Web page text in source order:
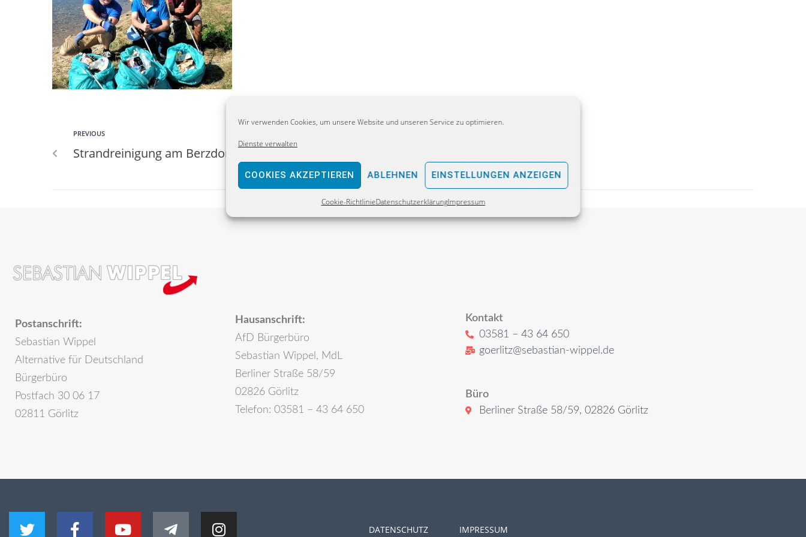
Wir verwenden Cookies, um unsere Website und unseren Service zu optimieren.
Dienste verwalten
COOKIES AKZEPTIEREN ABLEHNEN EINSTELLUNGEN ANZEIGEN
Cookie-RichtlinieDatenschutzerklärungImpressum
PREVIOUS
Strandreinigung am Berzdorfer See
Postanschrift:
Sebastian Wippel
Alternative für Deutschland
Bürgerbüro
Postfach 30 06 17
02811 Görlitz
Hausanschrift:
AfD Bürgerbüro
Sebastian Wippel, MdL
Berliner Straße 58/59
02826 Görlitz
Telefon: 03581 – 43 64 650
Kontakt
03581 – 43 64 650
goerlitz@sebastian-wippel.de
Büro
Berliner Straße 58/59, 02826 Görlitz
DATENSCHUTZ IMPRESSUM